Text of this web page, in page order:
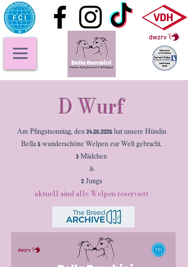
D Wurf
Am Pfingstsonntag, den 24.05.2026hat unsere Hündin
Bella 5 wunderschöne Welpen zur Welt gebracht.
3 Mädchen
&
2 Jungs
- aktuell sind alle Welpen reserviert -